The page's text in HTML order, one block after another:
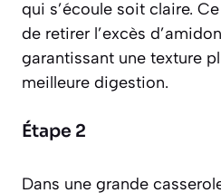
qui s’écoule soit claire.
de retirer l’excès
garantissant une texture
meilleure digestion.
Étape 2
Dans une grande